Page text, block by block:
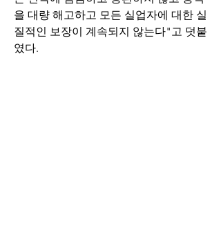
을 대량 해고하고 모든 실업자에 대한 실
질적인 보장이 계속되지 않는다"고 덧붙
였다.